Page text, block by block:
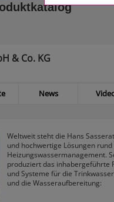
& Co. KG
News
Weltweit steht die Hans
und hochwertige Lösungen
Heizungswassermanagement.
produziert das inhabergeführte
und Systeme für die
und die Wasseraufbereitung: